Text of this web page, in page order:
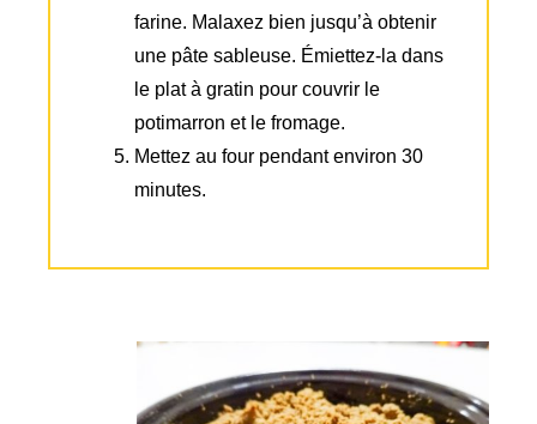
farine. Malaxez bien jusqu’à obtenir
une pâte sableuse. Émiettez-la dans
le plat à gratin pour couvrir le
potimarron et le fromage.
Mettez au four pendant environ 30
minutes.